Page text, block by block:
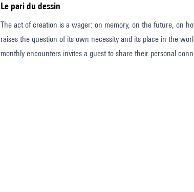
Le pari du dessin
The act of creation is a wager: on memory, on the future, on
raises the question of its own necessity and its place in the
monthly encounters invites a guest to share their personal